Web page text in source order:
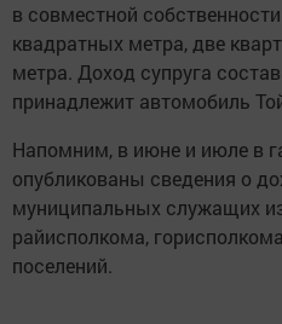
в совместной
квадратных метра, две
метра. Доход супруга
принадлежит автомобиль
Напомним, в июне и июле в
опубликованы сведения о
муниципальных служащих
райисполкома,
поселений.